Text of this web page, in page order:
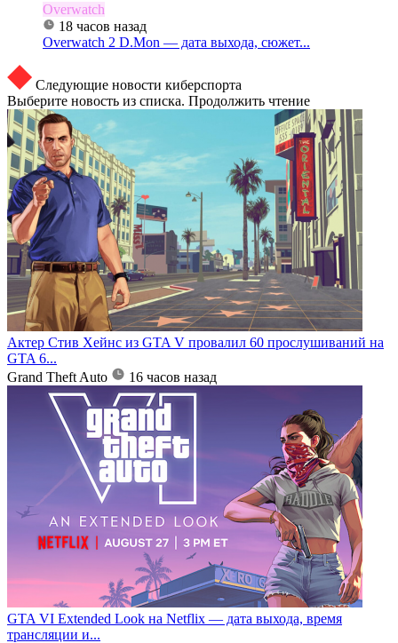
Overwatch
18 часов назад
Overwatch 2 D.Mon — дата выхода, сюжет...
Следующие новости киберспорта
Выберите новость из списка. Продолжить чтение
Актер Стив Хейнс из GTA V провалил 60 прослушиваний на
GTA 6...
Grand Theft Auto
16 часов назад
GTA VI Extended Look на Netflix — дата выхода, время
трансляции и...